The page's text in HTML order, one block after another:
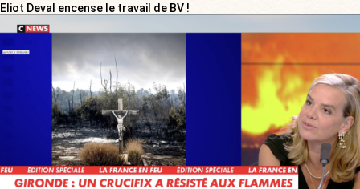
Eliot Deval encense le travail de BV !